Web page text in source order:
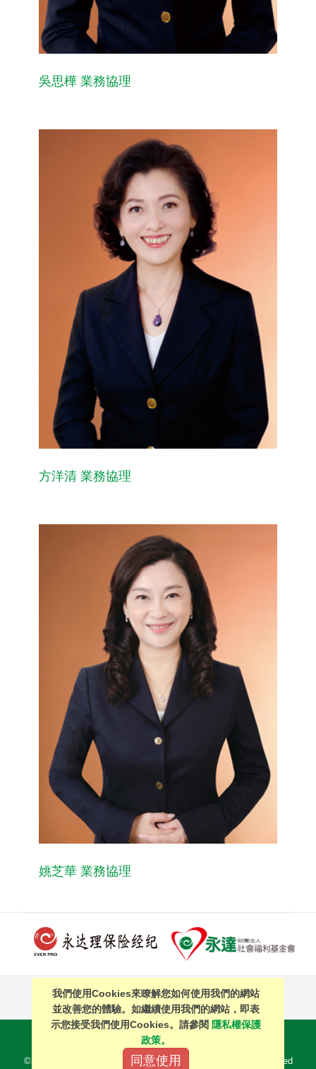
吳思樺 業務協理
方洋清 業務協理
姚芝華 業務協理
PAGE TOP
站內搜尋｜
©2016 EVERPRO Insurance Brokers Co., Ltd. All Right Reserved
我們使用Cookies來瞭解您如何使用我們的網站
並改善您的體驗。如繼續使用我們的網站，即表
示您接受我們使用Cookies。請參閱 隱私權保護
政策。
同意使用